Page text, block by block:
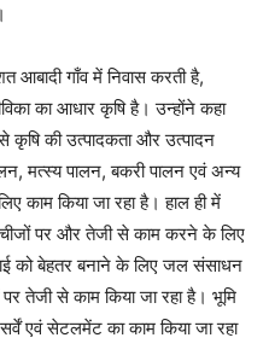
आबादी गाँव में निवास करती है,
का आधार कृषि है। उन्होंने कहा
कृषि की उत्पादकता और उत्पादन
मत्स्य पालन, बकरी पालन एवं अन्य
काम किया जा रहा है। हाल ही में
पर और तेजी से काम करने के लिए
को बेहतर बनाने के लिए जल संसाधन
तेजी से काम किया जा रहा है। भूमि
सर्वें एवं सेटलमेंट का काम किया जा रहा